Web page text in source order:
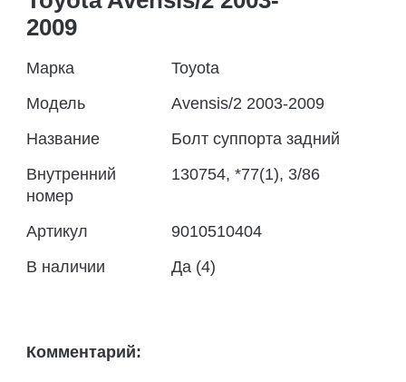
2009
Марка
Toyota
Модель
Avensis/2 2003-2009
Название
Болт суппорта задний
Внутренний
номер
130754, *77(1), 3/86
Артикул
9010510404
В наличии
Да (4)
Комментарий: